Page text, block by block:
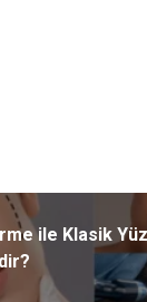
ile Klasik